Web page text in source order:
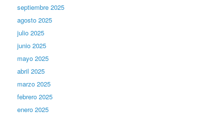
septiembre 2025
agosto 2025
julio 2025
junio 2025
mayo 2025
abril 2025
marzo 2025
febrero 2025
enero 2025